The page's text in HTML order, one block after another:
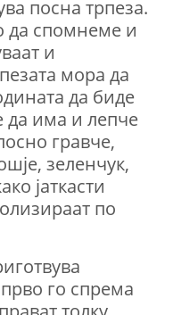
посна трпеза.
да спомнеме и
и
мора да
да биде
да има и лепче
гравче,
зеленчук,
јаткасти
по
го спрема